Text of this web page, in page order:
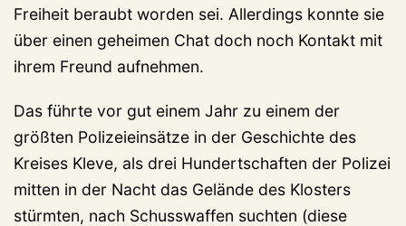
Freiheit beraubt worden sei. Allerdings konnte sie
über einen geheimen Chat doch noch Kontakt mit
ihrem Freund aufnehmen.
Das führte vor gut einem Jahr zu einem der
größten Polizeieinsätze in der Geschichte des
Kreises Kleve, als drei Hundertschaften der Polizei
mitten in der Nacht das Gelände des Klosters
stürmten, nach Schusswaffen suchten (diese